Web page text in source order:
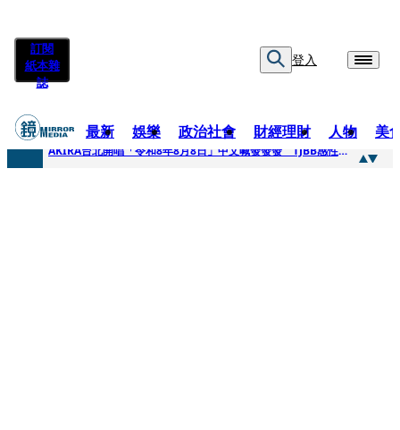
訂閱
紙本雜
誌
登入
最新 娛樂 政治社會 財經理財 人物 美
快訊
AKIRA台北開唱「令和8年8月8日」中文喊發發發 TJBB感性喊「謝謝AKIRA桑」